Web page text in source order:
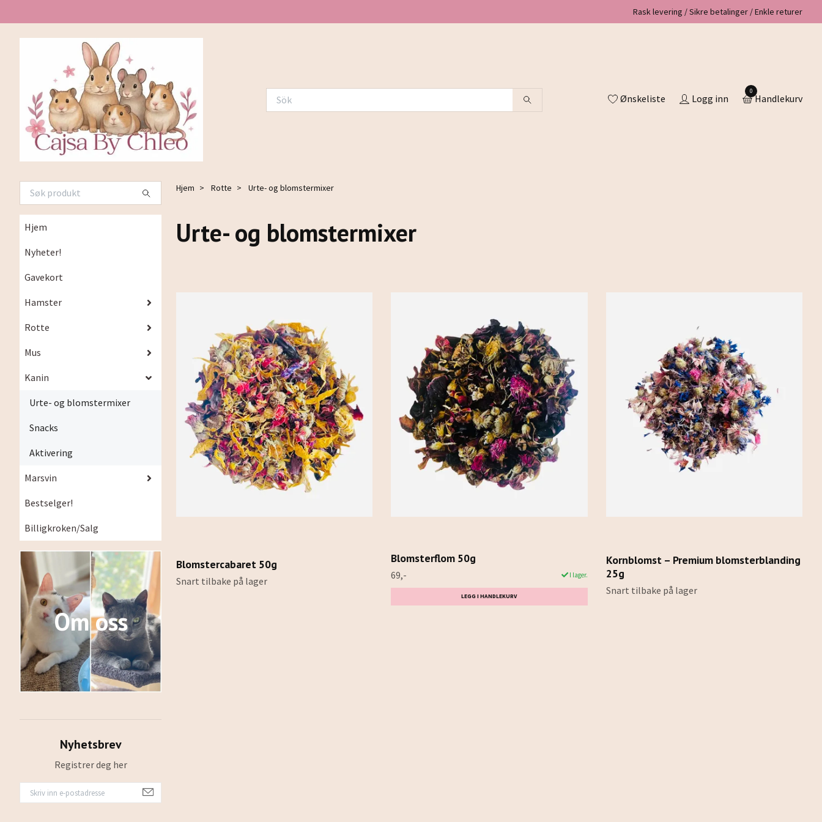
Rask levering / Sikre betalinger / Enkle returer
Ønskeliste Logg inn
0
Handlekurv
Hjem
Nyheter!
Gavekort
Hamster
Rotte
Mus
Kanin
Urte- og blomstermixer
Snacks
Aktivering
Marsvin
Bestselger!
Billigkroken/Salg
Om oss
Nyhetsbrev
Registrer deg her
Hjem Rotte Urte- og blomstermixer
Urte- og blomstermixer
Blomstercabaret 50g
Snart tilbake på lager
Blomsterflom 50g
69,- I lager.
Kornblomst – Premium blomsterblanding
25g
Snart tilbake på lager